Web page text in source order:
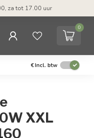
za tot 17.00 uur
0
€Incl. btw
XXL